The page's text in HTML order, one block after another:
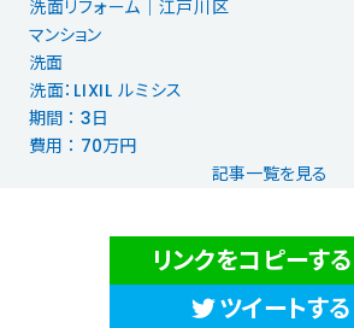
洗面リフォーム｜江戸川区
マンション
洗面
洗面：LIXIL ルミシス
期間 ： 3日
費用 ： 70万円
記事一覧を見る
リンクをコピーする
ツイートする